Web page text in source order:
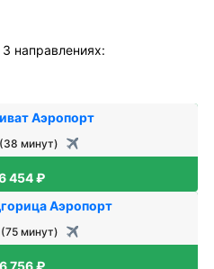
направлениях:
Аэропорт
минут)
454 ₽
Аэропорт
минут)
756 ₽